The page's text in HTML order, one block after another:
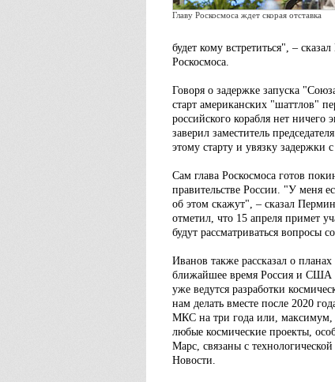
Главу Роскосмоса ждет скорая отставка
будет кому встретиться", –
Роскосмоса.
Говоря о задержке запуска
старт американских "шаттлов"
российского корабля нет
заверил заместитель
этому старту и увязку задержки
Сам глава Роскосмоса готов
правительстве России. "У меня
об этом скажут", – сказал
отметил, что 15 апреля примет
будут рассматриваться вопросы
Иванов также рассказал о
ближайшее время Россия и США
уже ведутся разработки
нам делать вместе после 2020
МКС на три года или, максимум,
любые космические проекты,
Марс, связаны с
Новости.